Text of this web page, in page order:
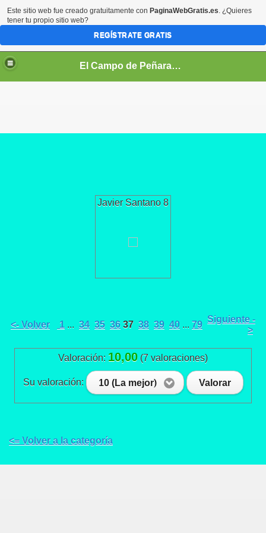
El Campo de Peñaranda (Salamanca)
Javier Santano 8
<- Volver 1 ... 34 35 36 37 38 39 40 ... 79
Siguiente -
>
Valoración: 10,00 (7 valoraciones)
Su valoración: 10 (La mejor) Valorar
<= Volver a la categoría
Este sitio web fue creado gratuitamente con PaginaWebGratis.es. ¿Quieres
tener tu propio sitio web?
REGÍSTRATE GRATIS